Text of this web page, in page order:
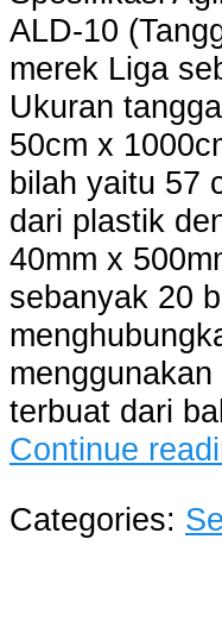
ALD-10
merek Liga
Ukuran
50cm x
bilah yaitu 57
dari plastik
40mm x
sebanyak 20
terbuat dari
Continue
Categories: